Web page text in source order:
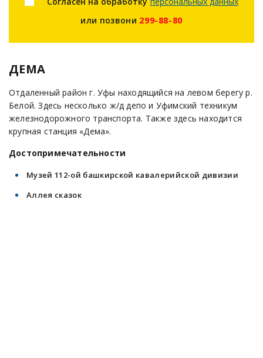
или позвони 299-88-80
ДЕМА
Отдаленный район г. Уфы находящийся на левом берегу р.
Белой. Здесь несколько ж/д депо и Уфимский техникум
железнодорожного транспорта. Также здесь находится
крупная станция «Дема».
Достопримечательности
Музей 112-ой башкирской кавалерийской дивизии
Аллея сказок